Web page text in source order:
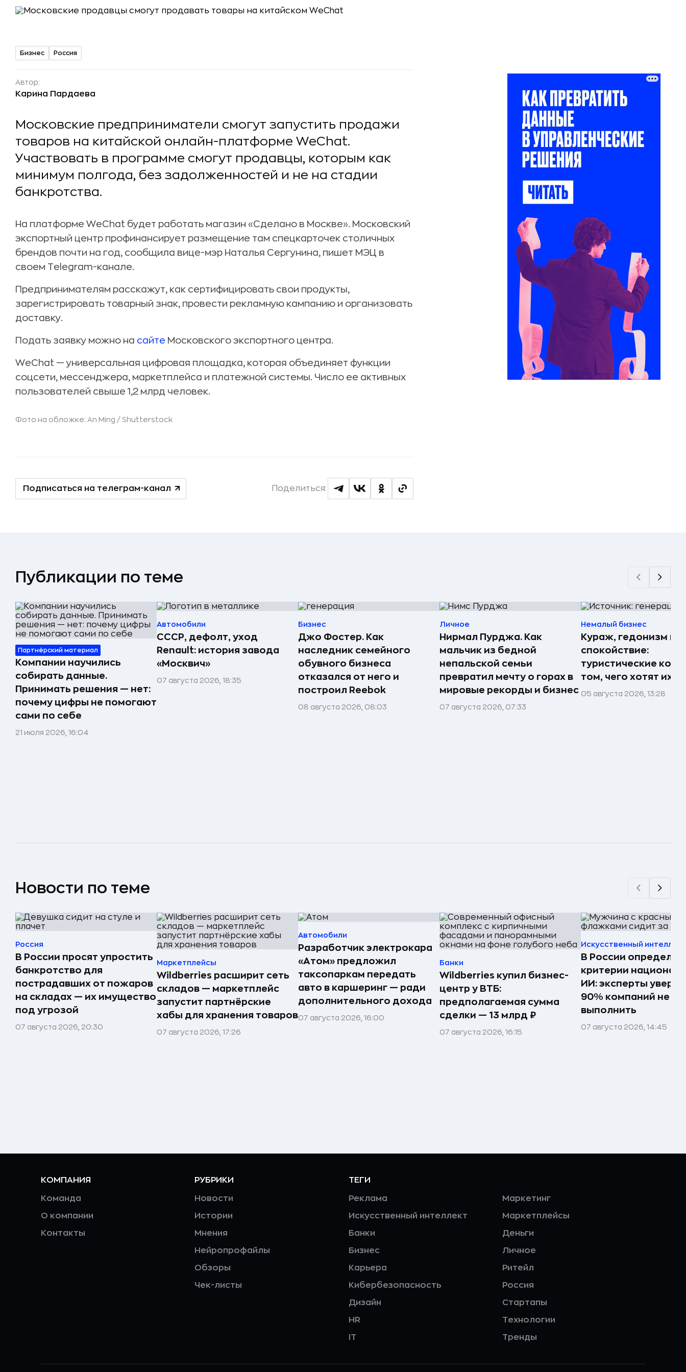
Бизнес Россия
Автор:
Карина Пардаева
Московские предприниматели смогут запустить продажи
товаров на китайской онлайн-платформе WeChat.
Участвовать в программе смогут продавцы, которым как
минимум полгода, без задолженностей и не на стадии
банкротства.
На платформе WeChat будет работать магазин «Сделано в Москве». Московский
экспортный центр профинансирует размещение там спецкарточек столичных
брендов почти на год, сообщила вице-мэр Наталья Сергунина, пишет МЭЦ в
своем Telegram-канале.
Предпринимателям расскажут, как сертифицировать свои продукты,
зарегистрировать товарный знак, провести рекламную кампанию и организовать
доставку.
Подать заявку можно на сайте Московского экспортного центра.
WeChat — универсальная цифровая площадка, которая объединяет функции
соцсети, мессенджера, маркетплейса и платежной системы. Число ее активных
пользователей свыше 1,2 млрд человек.
Фото на обложке: An Ming / Shutterstock
Подписаться на телеграм-канал Поделиться:
Публикации по теме
Партнёрский материал
Компании научились
собирать данные.
Принимать решения — нет:
почему цифры не помогают
сами по себе
21 июля 2026, 16:04
Автомобили
СССР, дефолт, уход
Renault: история завода
«Москвич»
07 августа 2026, 18:35
Бизнес
Джо Фостер. Как
наследник семейного
обувного бизнеса
отказался от него и
построил Reebok
08 августа 2026, 08:03
Личное
Нирмал Пурджа. Как
мальчик из бедной
непальской семьи
превратил мечту о горах в
мировые рекорды и бизнес
07 августа 2026, 07:33
Немалый бизнес
Кураж, гедонизм и
спокойствие:
туристические
том, чего хотят их
05 августа 2026, 13:28
Новости по теме
Россия
В России просят упростить
банкротство для
пострадавших от пожаров
на складах — их имущество
под угрозой
07 августа 2026, 20:30
Маркетплейсы
Wildberries расширит сеть
складов — маркетплейс
запустит партнёрские
хабы для хранения товаров
07 августа 2026, 17:26
Автомобили
Разработчик электрокара
«Атом» предложил
таксопаркам передать
авто в каршеринг — ради
дополнительного дохода
07 августа 2026, 16:00
Банки
Wildberries купил бизнес-
центр у ВТБ:
предполагаемая сумма
сделки — 13 млрд ₽
07 августа 2026, 16:15
Искусственный
В России
критерии
ИИ: эксперты
90% компаний не
выполнить
07 августа 2026, 14:45
КОМПАНИЯ
Команда
О компании
Контакты
РУБРИКИ
Новости
Истории
Мнения
Нейропрофайлы
Обзоры
Чек-листы
ТЕГИ
Реклама
Искусственный интеллект
Банки
Бизнес
Карьера
Кибербезопасность
Дизайн
HR
IT
Маркетинг
Маркетплейсы
Деньги
Личное
Ритейл
Россия
Стартапы
Технологии
Тренды